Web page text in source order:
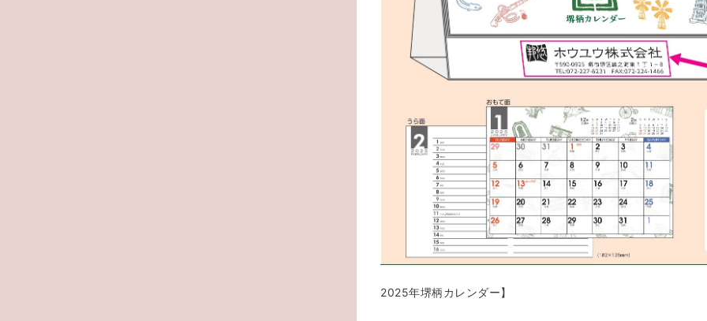
2025年堺柄カレンダー】